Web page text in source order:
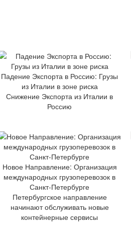
Падение Экспорта в Россию: Грузы
из Италии в зоне риска
Снижение Экспорта из Италии в
Россию
Новое Направление: Организация
международных грузоперевозок в
Санкт-Петербурге
Петербургское направление
начинают обслуживать новые
контейнерные сервисы